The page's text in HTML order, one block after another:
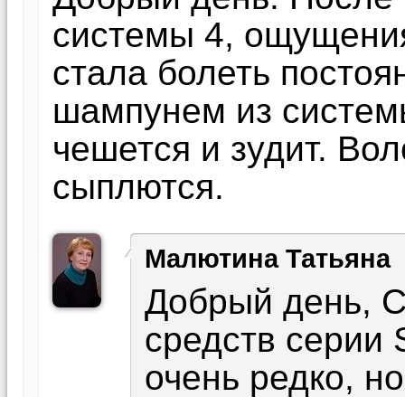
системы 4,
стала болеть
шампунем из
чешется и зудит.
сыплются.
Малютина Татьяна
Добрый день,
средств серии
очень редко,